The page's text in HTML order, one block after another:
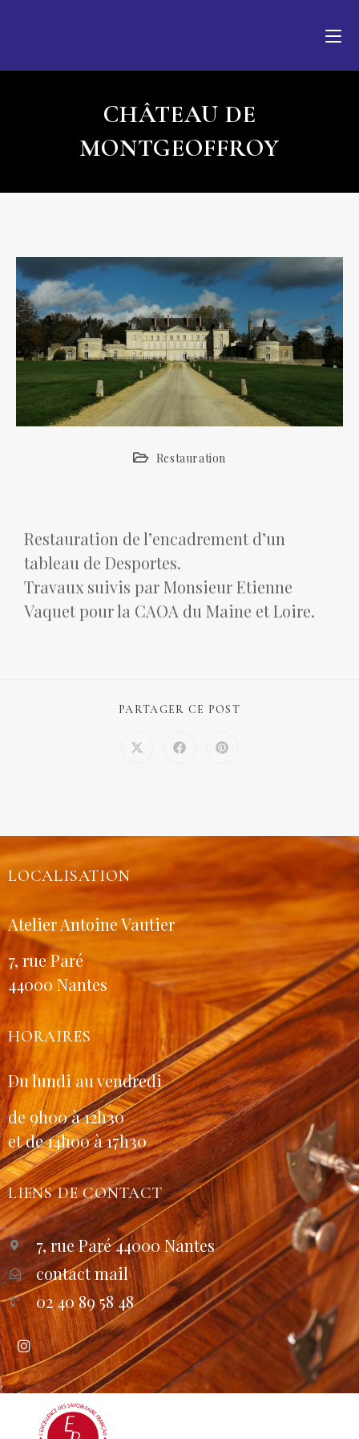
CHÂTEAU DE
MONTGEOFFROY
Restauration
Restauration de l’encadrement d’un
tableau de Desportes.
Travaux suivis par Monsieur Etienne
Vaquet pour la CAOA du Maine et Loire.
PARTAGER CE POST
LOCALISATION
Atelier Antoine Vautier
7, rue Paré
44000 Nantes
HORAIRES
Du lundi au vendredi
de 9h00 à 12h30
et de 14h00 à 17h30
LIENS DE CONTACT
7, rue Paré 44000 Nantes
contact mail
02 40 89 58 48